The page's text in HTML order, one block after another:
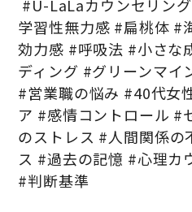
#U-LaLaカウンセリン
学習性無力感 #扁桃体 #
効力感 #呼吸法 #小さな
ディング #グリーンマイ
#営業職の悩み #40代女
ア #感情コントロール #
のストレス #人間関係の
ス #過去の記憶 #心理カ
#判断基準